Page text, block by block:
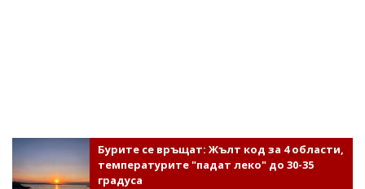
Бурите се връщат: Жълт код за 4 области,
температурите "падат леко" до 30-35
градуса